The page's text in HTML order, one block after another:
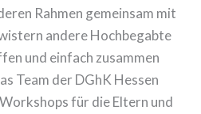
Rahmen gemeinsam mit
andere Hochbegabte
und einfach zusammen
Team der DGhK Hessen
für die Eltern und